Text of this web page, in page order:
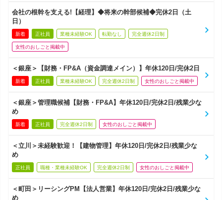
会社の根幹を支える!【経理】◆将来の幹部候補◆完休2日（土
日）
新着 正社員 業種未経験OK 転勤なし 完全週休2日制
女性のおしごと掲載中
＜銀座＞【財務・FP&A（資金調達メイン）】年休120日/完休2日
新着 正社員 業種未経験OK 完全週休2日制 女性のおしごと掲載中
＜銀座＞管理職候補【財務・FP&A】年休120日/完休2日/残業少な
め
新着 正社員 完全週休2日制 女性のおしごと掲載中
＜立川＞未経験歓迎！【建物管理】年休120日/完休2日/残業少な
め
正社員 職種・業種未経験OK 完全週休2日制 女性のおしごと掲載中
＜町田＞リーシングPM【法人営業】年休120日/完休2日/残業少な
め